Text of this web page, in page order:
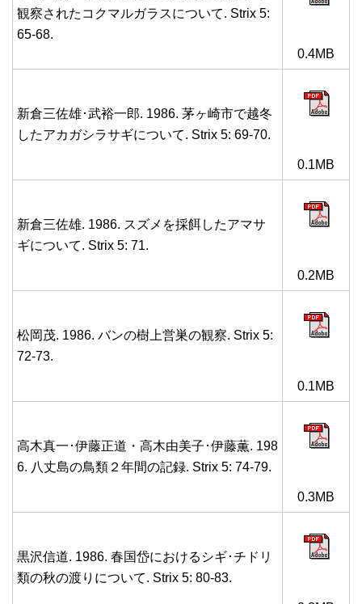
観察されたコクマルガラスについて. Strix 5:
65-68.
0.4MB
新倉三佐雄･武裕一郎. 1986. 茅ヶ崎市で越冬
したアカガシラサギについて. Strix 5: 69-70.
0.1MB
新倉三佐雄. 1986. スズメを採餌したアマサ
ギについて. Strix 5: 71.
0.2MB
松岡茂. 1986. バンの樹上営巣の観察. Strix 5:
72-73.
0.1MB
高木真一･伊藤正道・高木由美子･伊藤薫. 198
6. 八丈島の鳥類２年間の記録. Strix 5: 74-79.
0.3MB
黒沢信道. 1986. 春国岱におけるシギ･チドリ
類の秋の渡りについて. Strix 5: 80-83.